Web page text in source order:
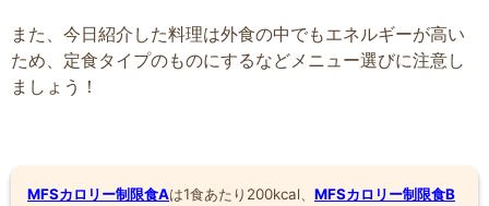
また、今日紹介した料理は外食の中でもエネルギーが高い
ため、定食タイプのものにするなどメニュー選びに注意し
ましょう！
MFSカロリー制限食Aは1食あたり200kcal、 MFSカロリー制限食B